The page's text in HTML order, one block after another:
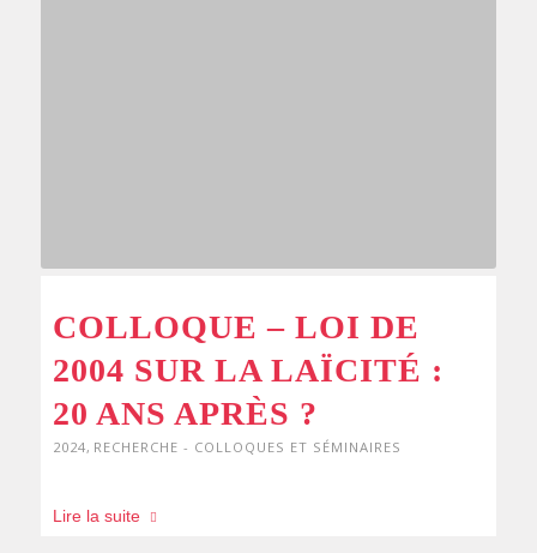
COLLOQUE – LOI DE
2004 SUR LA LAÏCITÉ :
20 ANS APRÈS ?
2024, RECHERCHE - COLLOQUES ET SÉMINAIRES
Lire la suite